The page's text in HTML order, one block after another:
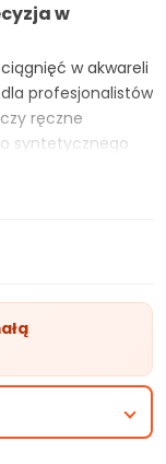
w
w akwareli
profesjonalistów
ręczne
syntetycznego
i
pełną